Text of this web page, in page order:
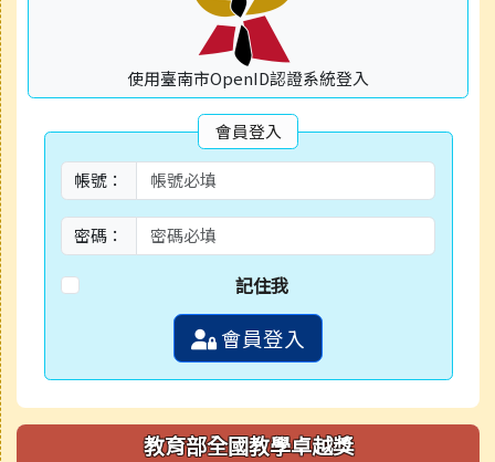
使用臺南市OpenID認證系統登入
會員登入
帳號：
密碼：
記住我
會員登入
教育部全國教學卓越獎